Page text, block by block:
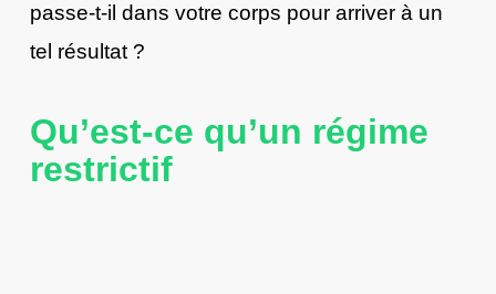
passe-t-il dans votre corps pour arriver à un
tel résultat ?
Qu’est-ce qu’un régime
restrictif